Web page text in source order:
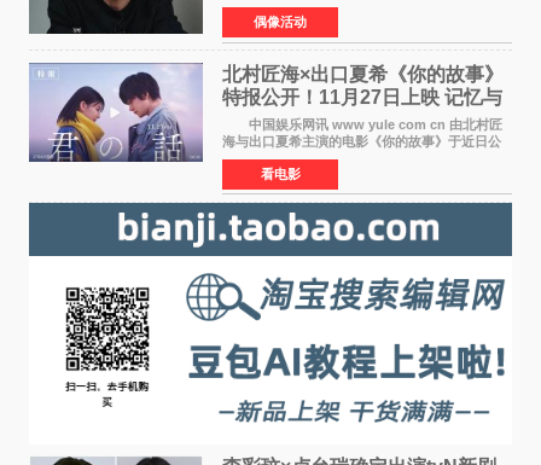
音及短信爆料，黄政民所属经纪公司于今日正式
发表声明，明确否认相关传闻。 公司表示，
爆料者是一名长
偶像活动
北村匠海×出口夏希《你的故事》
特报公开！11月27日上映 记忆与
初恋的奇幻交织
中国娱乐网讯 www yule com cn 由北村匠
海与出口夏希主演的电影《你的故事》于近日公
开特报影像，正式定档11月27日上映。 本片
改编自三秋缒同名小说，编剧由曾执笔《孤独摇
滚！》的吉田惠
看电影